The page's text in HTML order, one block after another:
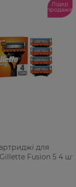
Лідер
продажів
для
Fusion 5 4 шт